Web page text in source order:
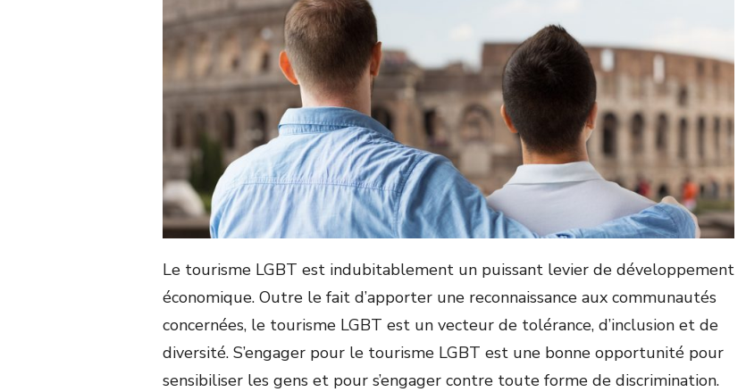
Le tourisme LGBT est indubitablement un puissant levier de développement
économique. Outre le fait d’apporter une reconnaissance aux communautés
concernées, le tourisme LGBT est un vecteur de tolérance, d’inclusion et de
diversité. S’engager pour le tourisme LGBT est une bonne opportunité pour
sensibiliser les gens et pour s’engager contre toute forme de discrimination.